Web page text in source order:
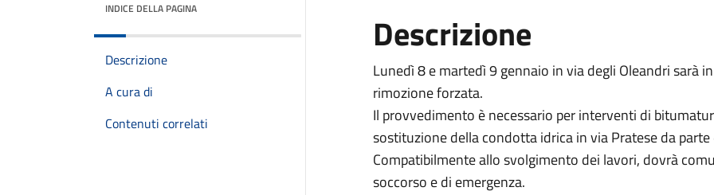
INDICE DELLA PAGINA
Descrizione
A cura di
Contenuti correlati
Descrizione
Lunedì 8 e martedì 9 gennaio in via degli Oleandri sarà
rimozione forzata.
Il provvedimento è necessario per interventi di
sostituzione della condotta idrica in via Pratese da parte
Compatibilmente allo svolgimento dei lavori, dovrà
soccorso e di emergenza.